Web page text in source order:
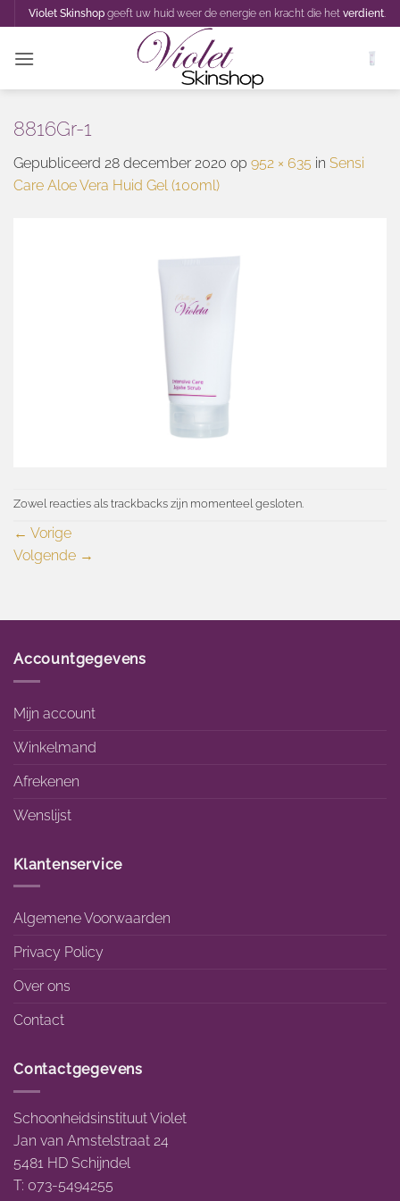
naar
inhoud
Violet Skinshopgeeft uw huid weer de energie en kracht die het verdient.
8816Gr-1
Gepubliceerd 28 december 2020 op 952 × 635 in Sensi
Care Aloe Vera Huid Gel (100ml)
Zowel reacties als trackbacks zijn momenteel gesloten.
← Vorige
Volgende →
Accountgegevens
Mijn account
Winkelmand
Afrekenen
Wenslijst
Klantenservice
Algemene Voorwaarden
Privacy Policy
Over ons
Contact
Contactgegevens
Schoonheidsinstituut Violet
Jan van Amstelstraat 24
5481 HD Schijndel
T: 073-5494255